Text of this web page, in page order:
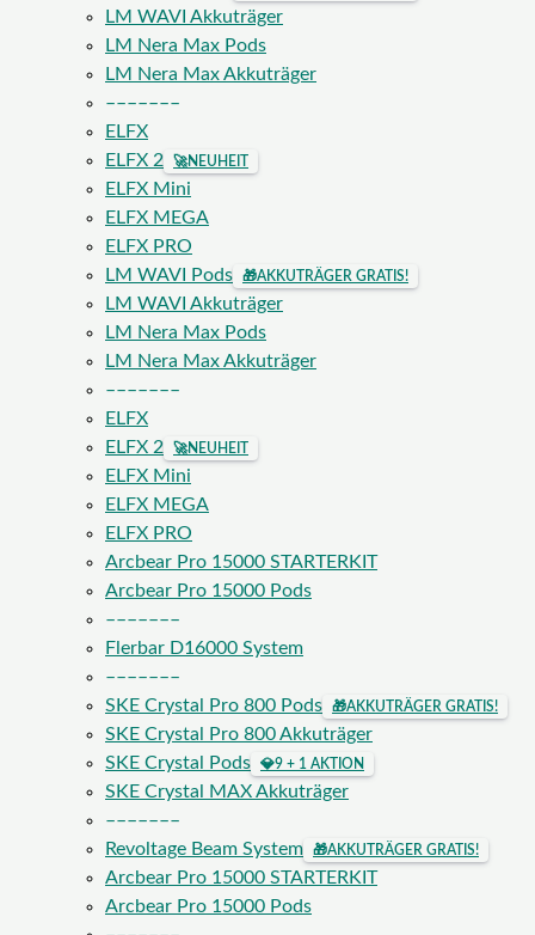
LM WAVI Akkuträger
LM Nera Max Pods
LM Nera Max Akkuträger
–––––––
ELFX
ELFX 2
🚀NEUHEIT
ELFX Mini
ELFX MEGA
ELFX PRO
LM WAVI Pods
🎁AKKUTRÄGER GRATIS!
LM WAVI Akkuträger
LM Nera Max Pods
LM Nera Max Akkuträger
–––––––
ELFX
ELFX 2
🚀NEUHEIT
ELFX Mini
ELFX MEGA
ELFX PRO
Arcbear Pro 15000 STARTERKIT
Arcbear Pro 15000 Pods
–––––––
Flerbar D16000 System
–––––––
SKE Crystal Pro 800 Pods
🎁AKKUTRÄGER GRATIS!
SKE Crystal Pro 800 Akkuträger
SKE Crystal Pods
💎9 + 1 AKTION
SKE Crystal MAX Akkuträger
–––––––
Revoltage Beam System
🎁AKKUTRÄGER GRATIS!
Arcbear Pro 15000 STARTERKIT
Arcbear Pro 15000 Pods